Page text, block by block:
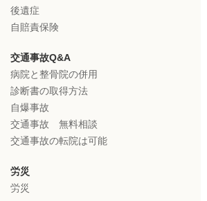
後遺症
自賠責保険
交通事故Q&A
病院と整骨院の併用
診断書の取得方法
自爆事故
交通事故 無料相談
交通事故の転院は可能
労災
労災